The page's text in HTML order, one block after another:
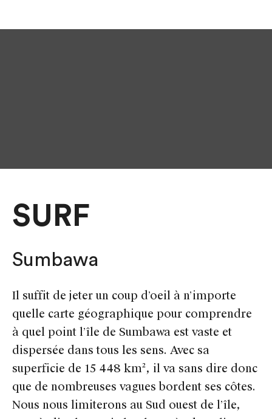
SURF
Sumbawa
Il suffit de jeter un coup d’oeil à n’importe
quelle carte géographique pour comprendre
à quel point l’île de Sumbawa est vaste et
dispersée dans tous les sens. Avec sa
superficie de 15 448 km², il va sans dire donc
que de nombreuses vagues bordent ses côtes.
Nous nous limiterons au Sud ouest de l’île,